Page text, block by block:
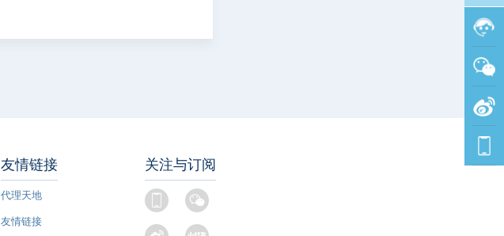
友情链接
代理天地
友情链接
关注与订阅